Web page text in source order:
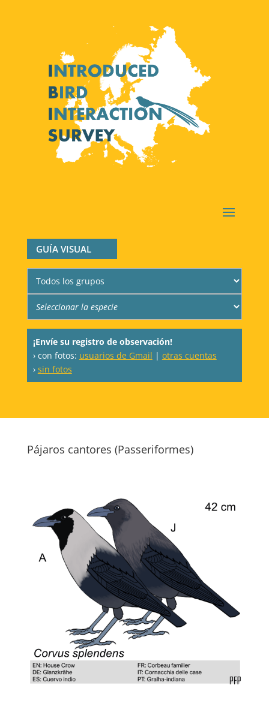
GUÍA VISUAL
¡Envíe su registro de observación!
› con fotos: usuarios de Gmail | otras cuentas
› sin fotos
Pájaros cantores (Passeriformes)